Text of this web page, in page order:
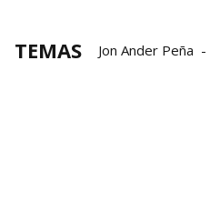
TEMAS Jon Ander Peña